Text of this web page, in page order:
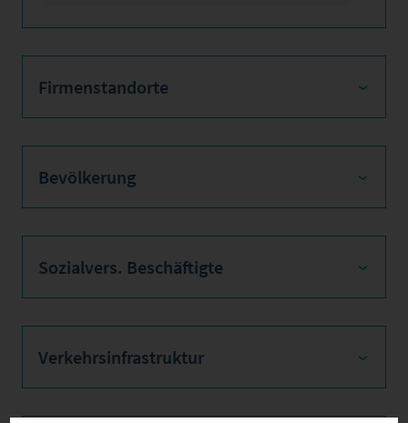
Firmenstandorte
Bevölkerung
Sozialvers. Beschäftigte
Verkehrsinfrastruktur